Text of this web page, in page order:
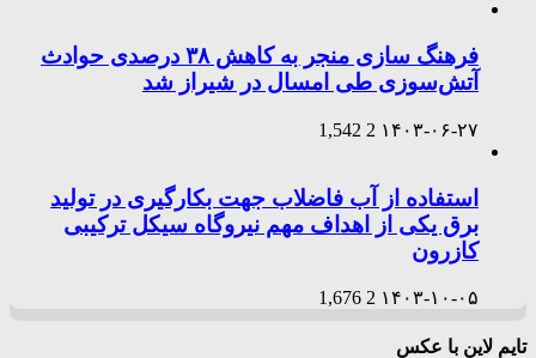
فرهنگ سازی منجر به کاهش ۳۸ درصدی حوادث
آتش‌سوزی طی امسال در شیراز شد
۱۴۰۳-۰۶-۲۷ 2
1,542
استفاده از آب فاضلاب جهت بکارگیری در تولید
برق یکی از اهداف مهم نیروگاه سیکل ترکیبی
کازرون
۱۴۰۳-۱۰-۰۵ 2
1,676
تایم لاین با عکس